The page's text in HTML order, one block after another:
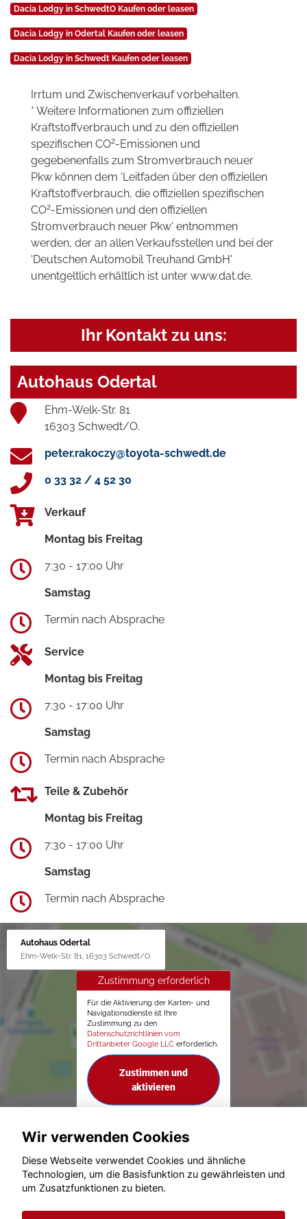
Dacia Lodgy in SchwedtO Kaufen oder leasen
Dacia Lodgy in Odertal Kaufen oder leasen
Dacia Lodgy in Schwedt Kaufen oder leasen
Irrtum und Zwischenverkauf vorbehalten.
* Weitere Informationen zum offiziellen
Kraftstoffverbrauch und zu den offiziellen
spezifischen CO2-Emissionen und
gegebenenfalls zum Stromverbrauch neuer
Pkw können dem 'Leitfaden über den offiziellen
Kraftstoffverbrauch, die offiziellen spezifischen
CO2-Emissionen und den offiziellen
Stromverbrauch neuer Pkw' entnommen
werden, der an allen Verkaufsstellen und bei der
'Deutschen Automobil Treuhand GmbH'
unentgeltlich erhältlich ist unter www.dat.de.
Ihr Kontakt zu uns:
Autohaus Odertal
Ehm-Welk-Str. 81
16303 Schwedt/O.
peter.rakoczy@toyota-schwedt.de
0 33 32 / 4 52 30
Verkauf
Montag bis Freitag
7:30 - 17:00 Uhr
Samstag
Termin nach Absprache
Service
Montag bis Freitag
7:30 - 17:00 Uhr
Samstag
Termin nach Absprache
Teile & Zubehör
Montag bis Freitag
7:30 - 17:00 Uhr
Samstag
Termin nach Absprache
Autohaus Odertal
Ehm-Welk-Str. 81, 16303 Schwedt/O.
Zustimmung erforderlich
Für die Aktivierung der Karten- und
Navigationsdienste ist Ihre
Zustimmung zu den
Datenschutzrichtlinien vom
Drittanbieter Google LLC erforderlich.
Zustimmen und
aktivieren
© konjunkturmotor.de GmbH 2020 - 2026
Wir verwenden Cookies
Diese Webseite verwendet Cookies und ähnliche
Technologien, um die Basisfunktion zu gewährleisten und
um Zusatzfunktionen zu bieten.